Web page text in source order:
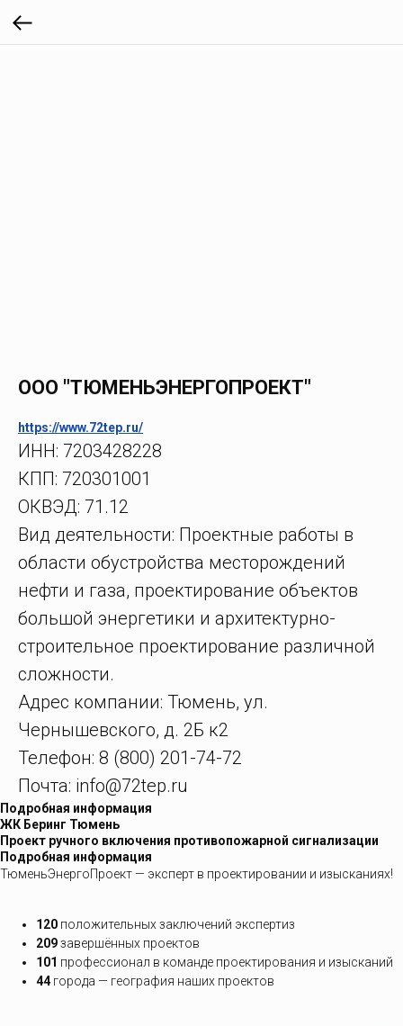
ООО "ТЮМЕНЬЭНЕРГОПРОЕКТ"
https://www.72tep.ru/
ИНН: 7203428228
КПП: 720301001
ОКВЭД: 71.12
Вид деятельности: Проектные работы в
области обустройства месторождений
нефти и газа, проектирование объектов
большой энергетики и архитектурно-
строительное проектирование различной
сложности.
Адрес компании: Тюмень, ул.
Чернышевского, д. 2Б к2
Телефон: 8 (800) 201-74-72
Почта: info@72tep.ru
Подробная информация
ЖК Беринг Тюмень
Проект ручного включения противопожарной сигнализации
Подробная информация
ТюменьЭнергоПроект — эксперт в проектировании и изысканиях!
120 положительных заключений экспертиз
209завершённых проектов
101 профессионал в команде проектирования и изысканий
44 города — география наших проектов